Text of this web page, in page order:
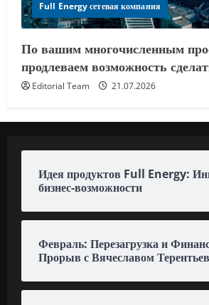
Full Energy сетевая компания
По вашим многочисленным
продлеваем возможность
Editorial Team 21.07.2026
Идея продуктов Full Energy:
бизнес-возможности
Февраль: Перезагрузка и
Прорыв с Вячеславом